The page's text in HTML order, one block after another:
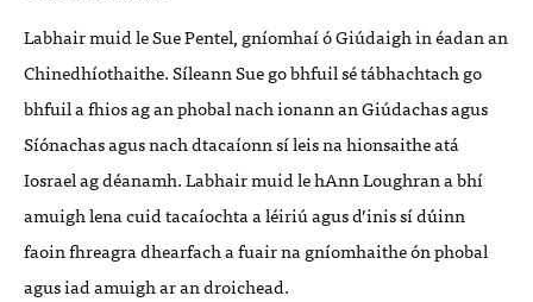
Labhair muid le Sue Pentel, gníomhaí ó Giúdaigh in éadan an
Chinedhíothaithe. Síleann Sue go bhfuil sé tábhachtach go
bhfuil a fhios ag an phobal nach ionann an Giúdachas agus
Síónachas agus nach dtacaíonn sí leis na hionsaithe atá
Iosrael ag déanamh. Labhair muid le hAnn Loughran a bhí
amuigh lena cuid tacaíochta a léiriú agus d’inis sí dúinn
faoin fhreagra dhearfach a fuair na gníomhaithe ón phobal
agus iad amuigh ar an droichead.